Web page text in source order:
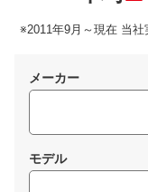
※2011年9月～現在 当
メーカー
モデル